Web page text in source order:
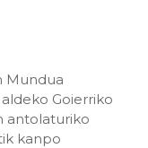
Mundua
Goierriko
antolaturiko
kanpo